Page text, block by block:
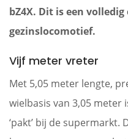
bZ4X. Dit is een
gezinslocomotief.
Vijf meter vreter
Met 5,05 meter lengte,
wielbasis van 3,05 meter
‘pakt’ bij de supermarkt.